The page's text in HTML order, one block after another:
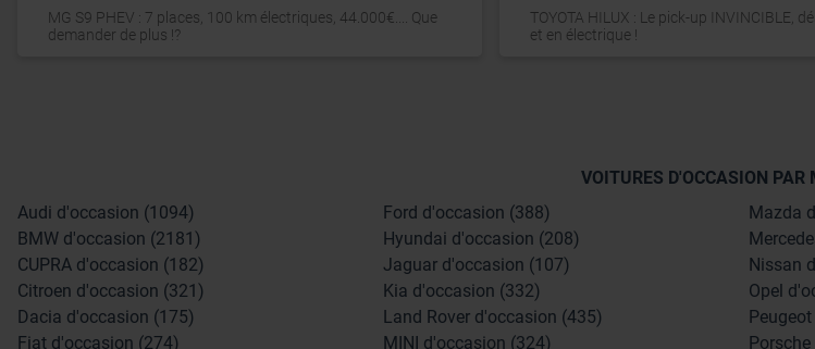
MG S9 PHEV : 7 places, 100 km électriques, 44.000€.... Que
demander de plus !?
TOYOTA HILUX : Le pick-up INVINCIBLE,
et en électrique !
VOITURES D'OCCASION PAR
Audi d'occasion (1094)
BMW d'occasion (2181)
CUPRA d'occasion (182)
Citroen d'occasion (321)
Dacia d'occasion (175)
Fiat d'occasion (274)
Ford d'occasion (388)
Hyundai d'occasion (208)
Jaguar d'occasion (107)
Kia d'occasion (332)
Land Rover d'occasion (435)
MINI d'occasion (324)
Mazda
Nissan
Opel